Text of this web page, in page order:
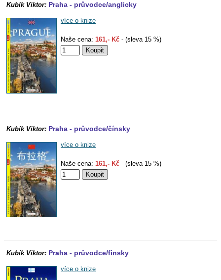
Kubík Viktor: Praha - průvodce/anglicky
více o knize
Naše cena: 161,- Kč - (sleva 15 %)
Kubík Viktor: Praha - průvodce/čínsky
více o knize
Naše cena: 161,- Kč - (sleva 15 %)
Kubík Viktor: Praha - průvodce/finsky
více o knize